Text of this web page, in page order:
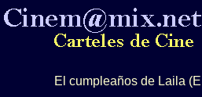
El cumpleaños de Laila